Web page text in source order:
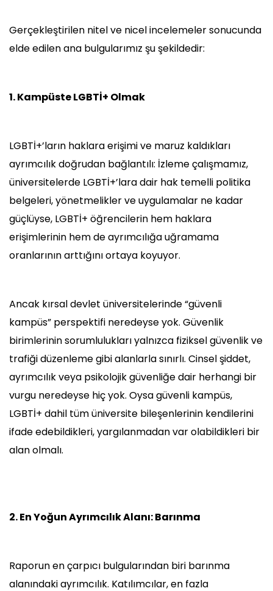
Gerçekleştirilen nitel ve nicel incelemeler sonucunda
elde edilen ana bulgularımız şu şekildedir:
1. Kampüste LGBTİ+ Olmak
LGBTİ+’ların haklara erişimi ve maruz kaldıkları
ayrımcılık doğrudan bağlantılı: İzleme çalışmamız,
üniversitelerde LGBTİ+’lara dair hak temelli politika
belgeleri, yönetmelikler ve uygulamalar ne kadar
güçlüyse, LGBTİ+ öğrencilerin hem haklara
erişimlerinin hem de ayrımcılığa uğramama
oranlarının arttığını ortaya koyuyor.
Ancak kırsal devlet üniversitelerinde “güvenli
kampüs” perspektifi neredeyse yok. Güvenlik
birimlerinin sorumlulukları yalnızca fiziksel güvenlik ve
trafiği düzenleme gibi alanlarla sınırlı. Cinsel şiddet,
ayrımcılık veya psikolojik güvenliğe dair herhangi bir
vurgu neredeyse hiç yok. Oysa güvenli kampüs,
LGBTİ+ dahil tüm üniversite bileşenlerinin kendilerini
ifade edebildikleri, yargılanmadan var olabildikleri bir
alan olmalı.
2. En Yoğun Ayrımcılık Alanı: Barınma
Raporun en çarpıcı bulgularından biri barınma
alanındaki ayrımcılık. Katılımcılar, en fazla